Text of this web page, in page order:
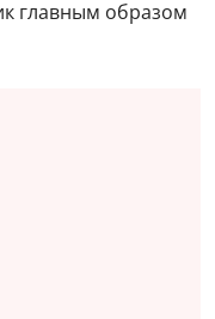
главным образом